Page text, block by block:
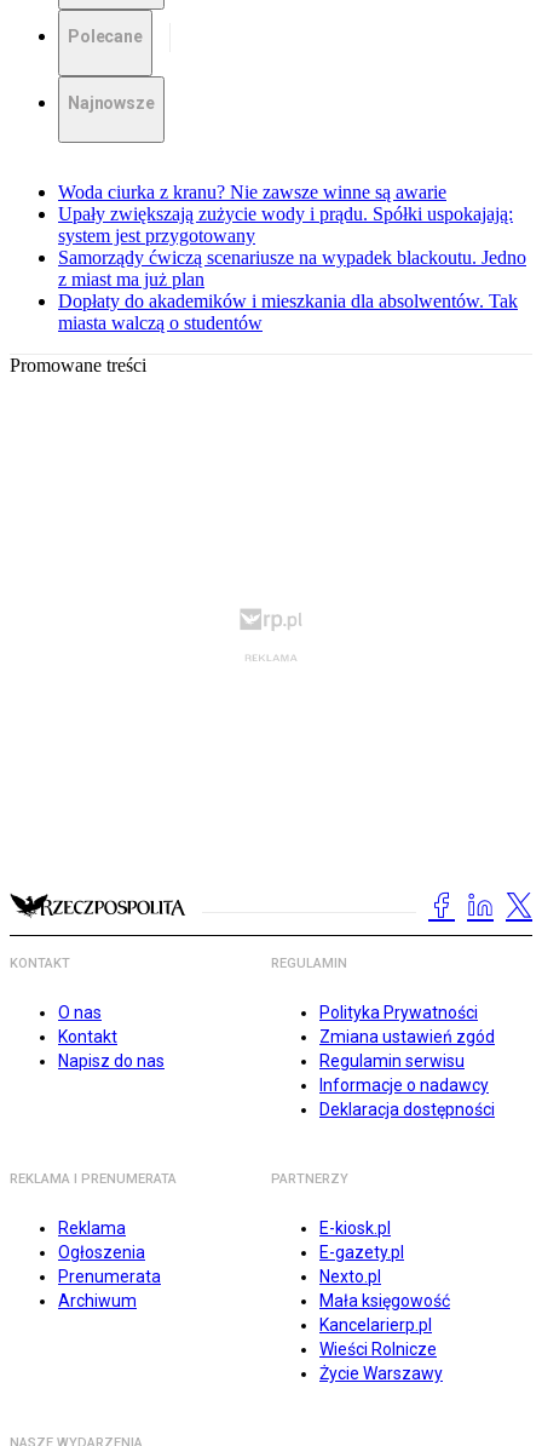
Polecane
Najnowsze
Woda ciurka z kranu? Nie zawsze winne są awarie
Upały zwiększają zużycie wody i prądu. Spółki uspokajają:
system jest przygotowany
Samorządy ćwiczą scenariusze na wypadek blackoutu. Jedno
z miast ma już plan
Dopłaty do akademików i mieszkania dla absolwentów. Tak
miasta walczą o studentów
Promowane treści
KONTAKT
O nas
Kontakt
Napisz do nas
REGULAMIN
Polityka Prywatności
Zmiana ustawień zgód
Regulamin serwisu
Informacje o nadawcy
Deklaracja dostępności
REKLAMA I PRENUMERATA
Reklama
Ogłoszenia
Prenumerata
Archiwum
PARTNERZY
E-kiosk.pl
E-gazety.pl
Nexto.pl
Mała księgowość
Kancelarierp.pl
Wieści Rolnicze
Życie Warszawy